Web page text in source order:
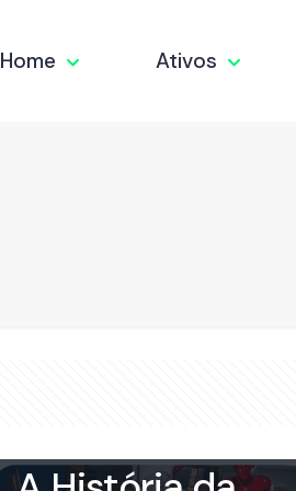
Home Ativos